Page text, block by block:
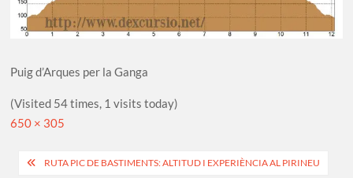
Puig d’Arques per la Ganga
(Visited 54 times, 1 visits today)
Full
650 × 305
Navegació
RUTA PIC DE BASTIMENTS: ALTITUD I EXPERIÈNCIA AL PIRINEU